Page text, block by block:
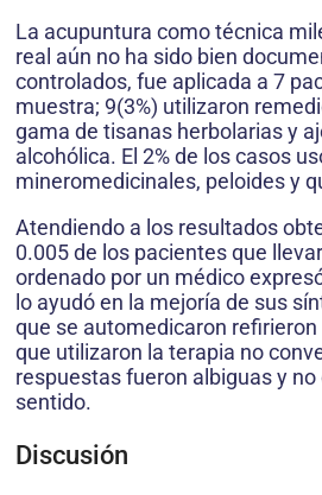
La acupuntura como técnica
real aún no ha sido bien
controlados, fue aplicada a 7
muestra; 9(3%) utilizaron
gama de tisanas herbolarias y
alcohólica. El 2% de los casos
mineromedicinales, peloides y
Atendiendo a los resultados
0.005 de los pacientes que
ordenado por un médico
lo ayudó en la mejoría de sus
que se automedicaron
que utilizaron la terapia no
respuestas fueron albiguas y
sentido.
Discusión